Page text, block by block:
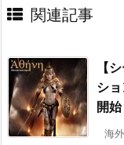
関連記事
【
シ
開始
海